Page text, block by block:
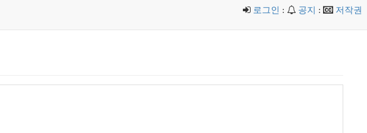
로그인 : 공지 : 저작권